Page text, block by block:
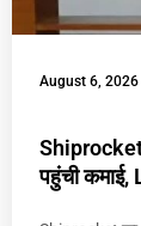
August 6, 2026
पहुंची